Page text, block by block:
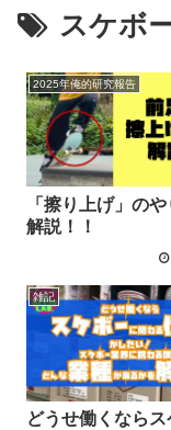
スケボ
2025年俺的研究報告
「擦り上げ」の
解説！！
雑記
どうせ働くならス